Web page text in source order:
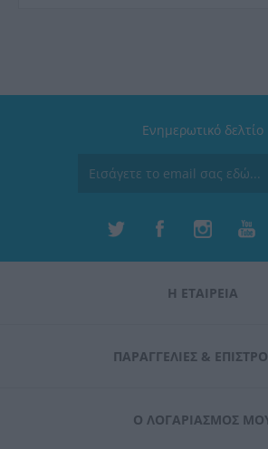
Ενημερωτικό δελτίο
Η ΕΤΑΙΡΕΙΑ
ΠΑΡΑΓΓΕΛΊΕΣ &
Ο ΛΟΓΑΡΙΑΣΜΌΣ